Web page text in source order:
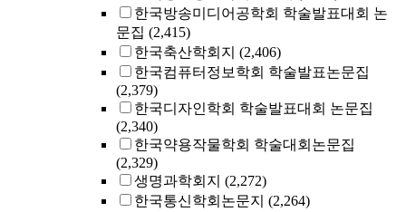
한국방송미디어공학회 학술발표대회 논
문집 (2,415)
한국축산학회지 (2,406)
한국컴퓨터정보학회 학술발표논문집
(2,379)
한국디자인학회 학술발표대회 논문집
(2,340)
한국약용작물학회 학술대회논문집
(2,329)
생명과학회지 (2,272)
한국통신학회논문지 (2,264)